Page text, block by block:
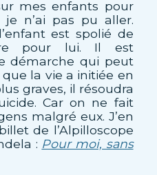
mes enfants pour
n’ai pas pu aller.
est spolié de
pour lui. Il est
démarche qui peut
la vie a initiée en
graves, il résoudra
Car on ne fait
malgré eux. J’en
de l’Alpilloscope
: Pour moi, sans